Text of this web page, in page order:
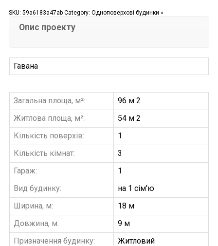
SKU: 59a6183a47ab Category: Одноповерхові будинки »
Опис проекту
Гавана
Загальна площа, м²:
96 м 2
Житлова площа, м²:
54 м 2
Кількість поверхів:
1
Кількість кімнат:
3
Гараж:
1
Вид будинку:
на 1 сім'ю
Ширина, м:
18 м
Довжина, м:
9 м
Призначення будинку:
Житловий